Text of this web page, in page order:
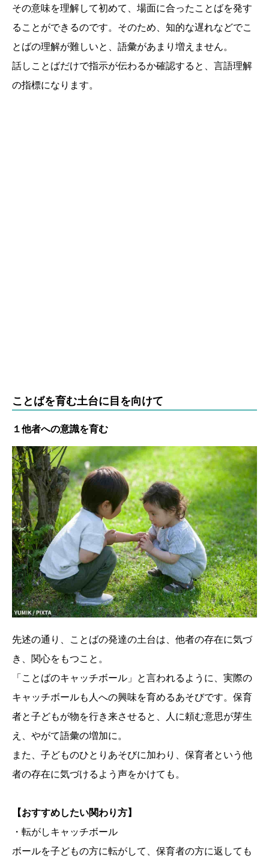
その意味を理解して初めて、場面に合ったことばを発す
ることができるのです。そのため、知的な遅れなどでこ
とばの理解が難しいと、語彙があまり増えません。
話しことばだけで指示が伝わるか確認すると、言語理解
の指標になります。
ことばを育む土台に目を向けて
１他者への意識を育む
先述の通り、ことばの発達の土台は、他者の存在に気づ
き、関心をもつこと。
「ことばのキャッチボール」と言われるように、実際の
キャッチボールも人への興味を育めるあそびです。保育
者と子どもが物を行き来させると、人に頼む意思が芽生
え、やがて語彙の増加に。
また、子どものひとりあそびに加わり、保育者という他
者の存在に気づけるよう声をかけても。
【おすすめしたい関わり方】
・転がしキャッチボール
ボールを子どもの方に転がして、保育者の方に返しても